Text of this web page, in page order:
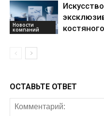
Новости
компаний
ОСТАВЬТЕ ОТВЕТ